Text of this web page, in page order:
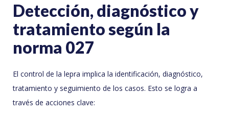
Detección, diagnóstico y
tratamiento según la
norma 027
El control de la lepra implica la identificación, diagnóstico,
tratamiento y seguimiento de los casos. Esto se logra a
través de acciones clave: